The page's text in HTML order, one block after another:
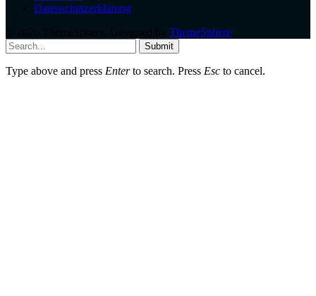
Datenschutzerklärung
ThemeSphere
Submit
Type above and press Enterto search. Press Esc to cancel.